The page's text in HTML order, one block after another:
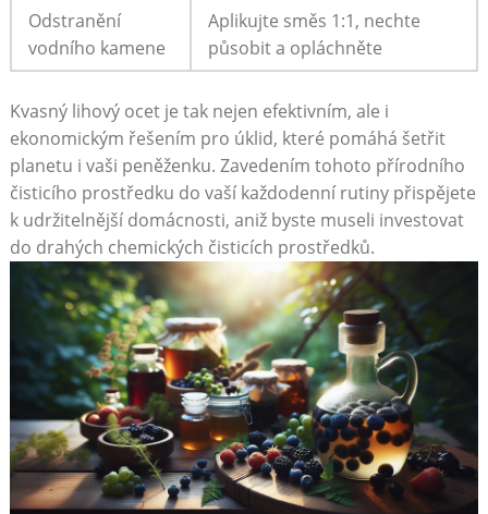
Odstranění
vodního kamene
Aplikujte ⁣směs 1:1, nechte
působit a opláchněte
Kvasný lihový⁤ ocet ‍je tak nejen efektivním, ale i⁤
ekonomickým řešením⁤ pro úklid, které pomáhá ⁤šetřit
planetu ​i vaši peněženku. Zavedením tohoto přírodního
čisticího prostředku do vaší každodenní rutiny ‌přispějete
k udržitelnější domácnosti, aniž byste ⁢museli investovat
do drahých chemických čisticích ⁢prostředků.